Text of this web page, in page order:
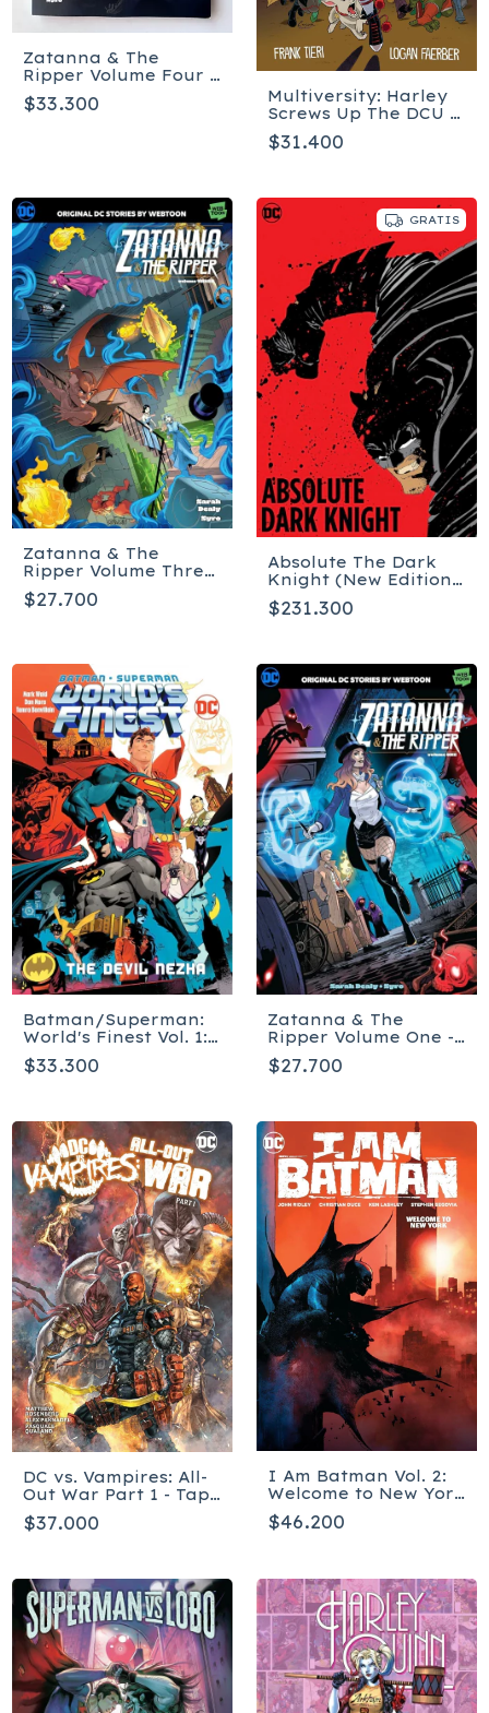
Zatanna & The
Ripper Volume Four -
Tapa blanda
$33.300
Multiversity: Harley
Screws Up The DCU -
Tapa blada
$31.400
Zatanna & The
Ripper Volume Three
- Tapa blanda
$27.700
GRATIS
Absolute The Dark
Knight (New Edition)
Tapa dura - Inglés
$231.300
Batman/Superman:
World's Finest Vol. 1:
The Devil Nezha -
Tapa blanda
$33.300
Zatanna & The
Ripper Volume One -
Tapa blanda
$27.700
DC vs. Vampires: All-
Out War Part 1 - Tapa
dura
$37.000
I Am Batman Vol. 2:
Welcome to New York
- Tapa dura
$46.200